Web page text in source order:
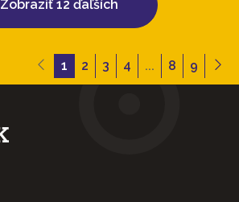
Zobraziť 12 ďaľších
1 2 3 4 ... 8 9